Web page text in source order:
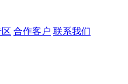
合作客户 联系我们